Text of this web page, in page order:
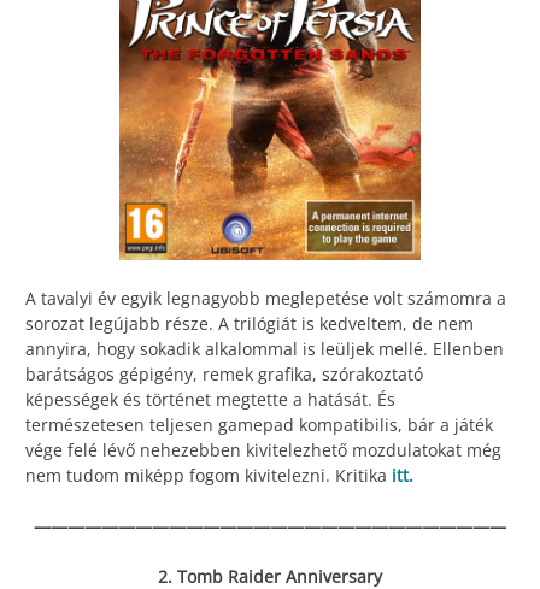
A tavalyi év egyik legnagyobb meglepetése volt számomra a
sorozat legújabb része. A trilógiát is kedveltem, de nem
annyira, hogy sokadik alkalommal is leüljek mellé. Ellenben
barátságos gépigény, remek grafika, szórakoztató
képességek és történet megtette a hatását. És
természetesen teljesen gamepad kompatibilis, bár a játék
vége felé lévő nehezebben kivitelezhető mozdulatokat még
nem tudom miképp fogom kivitelezni. Kritika itt.
————————————————————————————
2. Tomb Raider Anniversary